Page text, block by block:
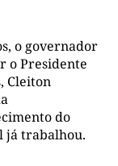
o governador
o Presidente
Cleiton
do
já trabalhou.